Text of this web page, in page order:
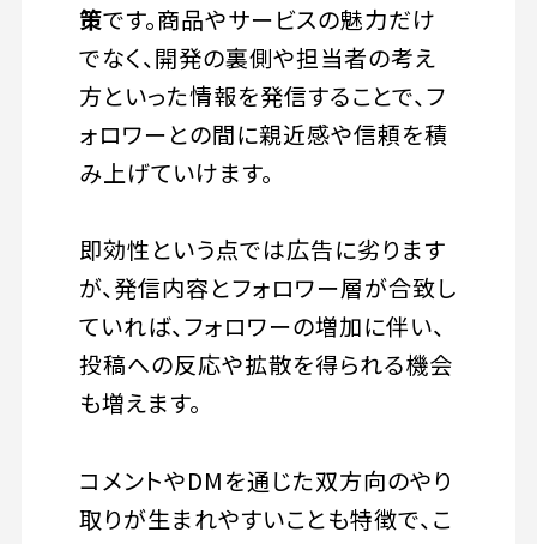
策です。商品やサービスの魅力だけ
でなく、開発の裏側や担当者の考え
方といった情報を発信することで、フ
ォロワーとの間に親近感や信頼を積
み上げていけます。
即効性という点では広告に劣ります
が、発信内容とフォロワー層が合致し
ていれば、フォロワーの増加に伴い、
投稿への反応や拡散を得られる機会
も増えます。
コメントやDMを通じた双方向のやり
取りが生まれやすいことも特徴で、こ